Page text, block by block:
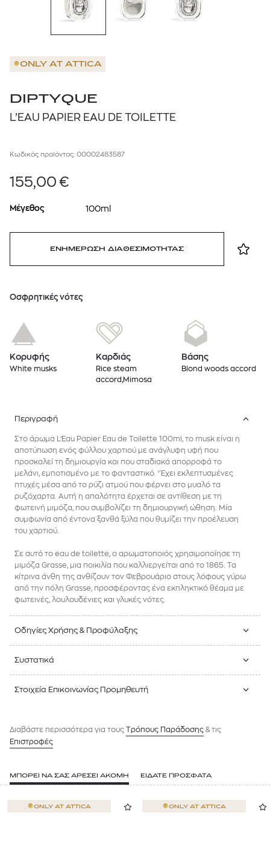
ONLY AT ATTICA
DIPTYQUE
L’EAU PAPIER EAU DE TOILETTE
Κωδικός προϊόντος: 00002483587
155,00 €
Μέγεθος 100ml
ΕΝΗΜΕΡΩΣΗ ΔΙΑΘΕΣΙΜΟΤΗΤΑΣ
Oσφρητικές νότες
Κορυφής
White musks
Καρδιάς
Rice steam
accord,Mimosa
Βάσης
Blond woods accord
Περιγραφή
Στο άρωμα L’Eau Papier Eau de Toilette 100ml, το musk είναι η
αποτύπωση ενός φύλλου χαρτιού με ανάγλυφη υφή που
προσκαλεί τη δημιουργία και που σταδιακά απορροφά το
μελάνι, εμποτισμένο με το φανταστικό. ‘Έχει εκλεπτυσμένες
πτυχές μέσα από το ρύζι ατμού που φέρνει στο μυαλό τα
ρυζόχαρτα. Αυτή η απαλότητα έρχεται σε αντίθεση με τη
φωτεινή μιμόζα, που συμβολίζει τη δημιουργική ώθηση. Μία
συμφωνία από έντονα ξανθά ξύλα που θυμίζει την προέλευση
του χαρτιού.
Σε αυτό το eau de toilette, ο αρωματοποιός χρησιμοποίησε τη
μιμόζα Grasse, μια ποικιλία που καλλιεργείται από το 1865. Τα
κίτρινα άνθη της ανθίζουν τον Φεβρουάριο στους λόφους γύρω
από την πόλη Grasse, προσφέροντας ένα εκπληκτικό θέαμα με
φωτεινές, λουλουδένιες και γλυκές νότες.
Οδηγίες Χρήσης & Προφύλαξης
Συστατικά
Στοιχεία Επικοινωνίας Προμηθευτή
Διαβάστε περισσότερα για τους Tρόπους Παράδοσης & τις
Επιστροφές
ΜΠΟΡΕΙ ΝΑ ΣΑΣ ΑΡΕΣΕΙ ΑΚΟΜΗ ΕΙΔΑΤΕ ΠΡΟΣΦΑΤΑ
ONLY AT ATTICA ONLY AT ATTICA